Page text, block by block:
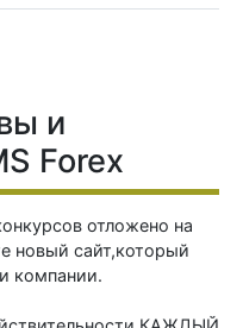
и
Forex
отложено на
новый сайт,который
компании.